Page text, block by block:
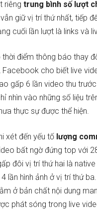
riêng trung bình số lượt
giữ vị trí thứ nhất, tiếp
cuối lần lượt là links và
thời điểm thông báo thay
Facebook cho biết live
gấp 6 lần video thu
nhìn vào những số liệu
thực sự được thể hiện.
xét đến yếu tố lượng
bất ngờ đứng top với
đôi vị trí thứ hai là
lần hình ảnh ở vị trí thứ
ở bản chất nội dung
phát sóng trong live